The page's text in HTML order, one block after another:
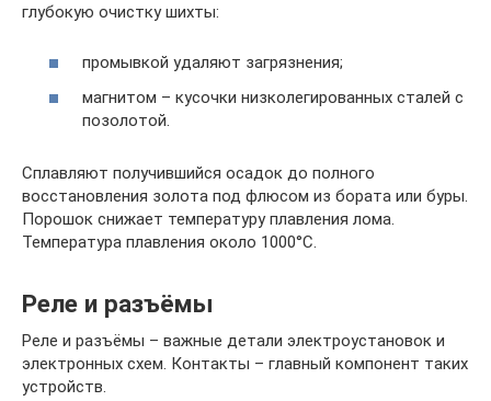
глубокую очистку шихты:
промывкой удаляют загрязнения;
магнитом – кусочки низколегированных сталей с
позолотой.
Сплавляют получившийся осадок до полного
восстановления золота под флюсом из бората или буры.
Порошок снижает температуру плавления лома.
Температура плавления около 1000°C.
Реле и разъёмы
Реле и разъёмы – важные детали электроустановок и
электронных схем. Контакты – главный компонент таких
устройств.